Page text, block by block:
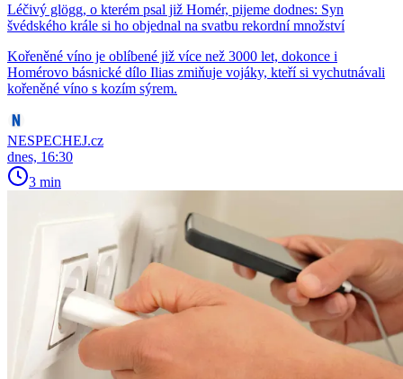
Léčivý glögg, o kterém psal již Homér, pijeme dodnes: Syn
švédského krále si ho objednal na svatbu rekordní množství
Kořeněné víno je oblíbené již více než 3000 let, dokonce i
Homérovo básnické dílo Ilias zmiňuje vojáky, kteří si vychutnávali
kořeněné víno s kozím sýrem.
NESPECHEJ.cz
dnes, 16:30
3 min